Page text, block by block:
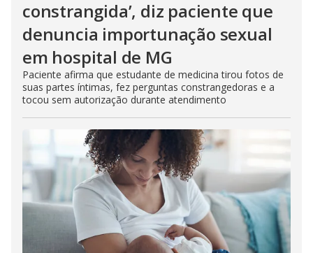
constrangida’, diz paciente que
denuncia importunação sexual
em hospital de MG
Paciente afirma que estudante de medicina tirou fotos de
suas partes íntimas, fez perguntas constrangedoras e a
tocou sem autorização durante atendimento